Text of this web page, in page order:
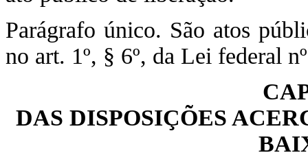
Parágrafo único. São atos
no art. 1º, § 6º, da Lei federal
DAS DISPOSIÇÕES